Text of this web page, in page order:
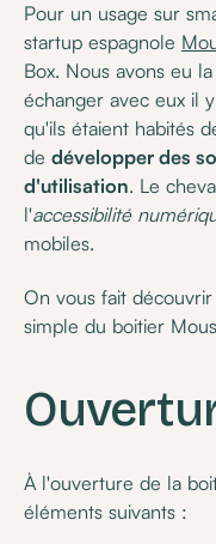
Pour un usage sur
startup espagnole
Box. Nous avons eu
échanger avec eux il
qu'ils étaient habités
dedévelopper des
d'utilisation. Le
l'accessibilité
mobiles.
On vous fait
simple du boitier
À l'ouverture de la
éléments suivants :